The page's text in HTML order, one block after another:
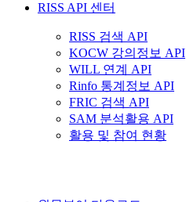
RISS API 센터
RISS 검색 API
KOCW 강의정보 API
WILL 연계 API
Rinfo 통계정보 API
FRIC 검색 API
SAM 분석활용 API
활용 및 참여 현황